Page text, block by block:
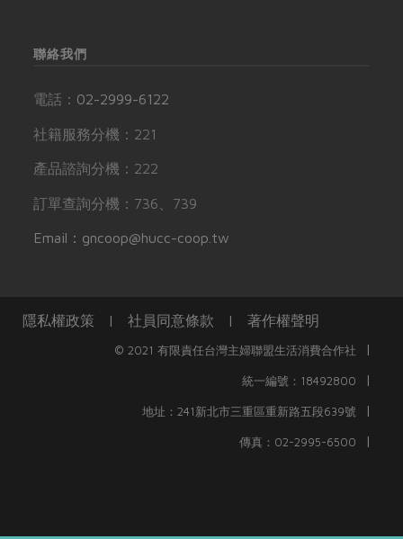
聯絡我們
電話： 02-2999-6122
社籍服務分機：221
產品諮詢分機：222
訂單查詢分機：736、739
Email：gncoop@hucc-coop.tw
隱私權政策 | 社員同意條款 | 著作權聲明
© 2021 有限責任台灣主婦聯盟生活消費合作社 |
統一編號：18492800 |
地址：241新北市三重區重新路五段639號 |
傳真：02-2995-6500 |